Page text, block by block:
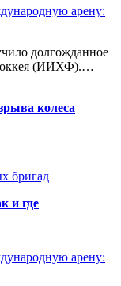
арену:
долгожданное
(ИИХФ).…
колеса
бригад
и где
арену: